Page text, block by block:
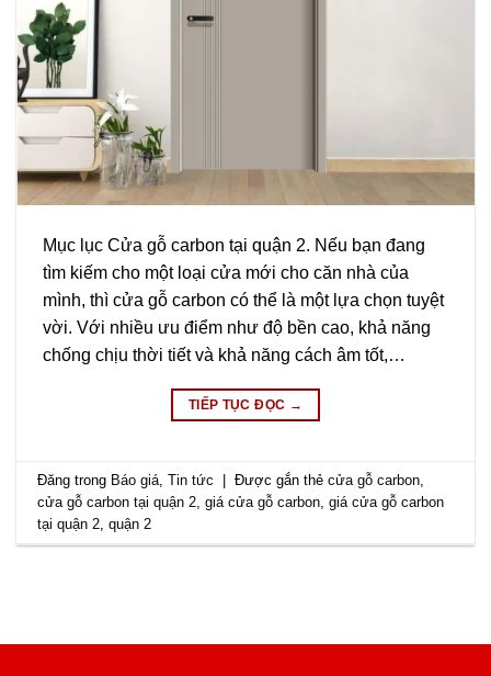
Mục lục Cửa gỗ carbon tại quận 2. Nếu bạn đang
tìm kiếm cho một loại cửa mới cho căn nhà của
mình, thì cửa gỗ carbon có thể là một lựa chọn tuyệt
vời. Với nhiều ưu điểm như độ bền cao, khả năng
chống chịu thời tiết và khả năng cách âm tốt,…
TIẾP TỤC ĐỌC →
Đăng trong Báo giá ,Tin tức | Được gắn thẻcửa gỗ carbon
cửa gỗ carbon tại quận 2 ,giá cửa gỗ carbon ,giá cửa gỗ carbon
tại quận 2 ,quận 2